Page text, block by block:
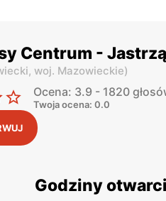
Centrum -
woj. Mazowieckie)
Ocena: 3.9 - 1820
Twoja ocena: 0.0
Godziny